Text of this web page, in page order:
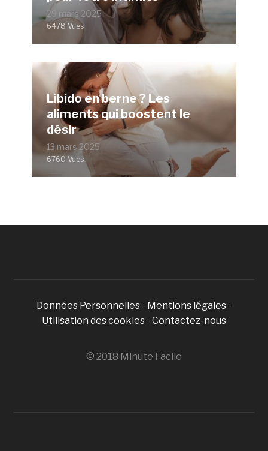
29 mars 2025
6478 Vues
Libido en berne ? Les
aliments qui boostent le
désir
13 mars 2025
6760 Vues
Données Personnelles - Mentions légales -
Utilisation des cookies - Contactez-nous
© 2018 Minute Facile